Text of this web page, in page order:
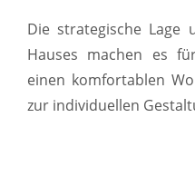
Die strategische Lage
Hauses machen es
einen komfortablen
zur individuellen